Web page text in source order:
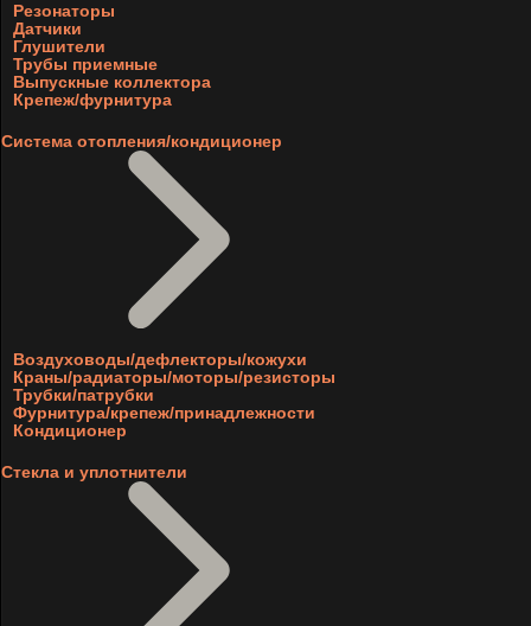
Резонаторы
Датчики
Глушители
Трубы приемные
Выпускные коллектора
Крепеж/фурнитура
Система отопления/кондиционер
Воздуховоды/дефлекторы/кожухи
Краны/радиаторы/моторы/резисторы
Трубки/патрубки
Фурнитура/крепеж/принадлежности
Кондиционер
Стекла и уплотнители